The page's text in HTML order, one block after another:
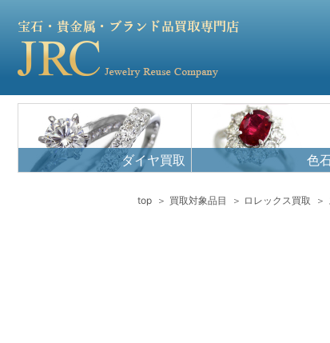
ダイヤ買取 色
top 買取対象品目 ロレックス買取